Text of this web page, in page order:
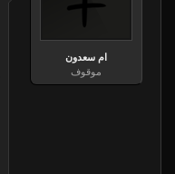
ام سعدون
موقوف